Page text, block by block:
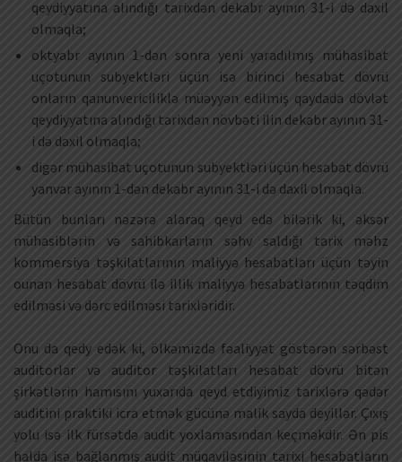
qeydiyyatına alındığı tarixdən dekabr ayının 31-i də daxil
olmaqla;
oktyabr ayının 1-dən sonra yeni yaradılmış mühasibat
uçotunun subyektləri üçün isə birinci hesabat dövrü
onların qanunvericiliklə müəyyən edilmiş qaydada dövlət
qeydiyyatına alındığı tarixdən növbəti ilin dekabr ayının 31-
i də daxil olmaqla;
digər mühasibat uçotunun subyektləri üçün hesabat dövrü
yanvar ayının 1-dən dekabr ayının 31-i də daxil olmaqla.
Bütün bunları nəzərə alaraq qeyd edə bilərik ki, əksər
mühasiblərin və sahibkarların səhv saldığı tarix məhz
kommersiya təşkilatlarının maliyyə hesabatları üçün təyin
ounan hesabat dövrü ilə illik maliyyə hesabatlarının təqdim
edilməsi və dərc edilməsi tarixləridir.
Onu da qedy edək ki, ölkəmizdə fəaliyyət göstərən sərbəst
auditorlar və auditor təşkilatları hesabat dövrü bitən
şirkətlərin hamısını yuxarıda qeyd etdiyimiz tarixlərə qədər
auditini praktiki icra etmək gücünə malik sayda deyillər. Çıxış
yolu isə ilk fürsətdə audit yoxlamasından keçməkdir. Ən pis
halda isə bağlanmış audit müqaviləsinin tarixi hesabatların